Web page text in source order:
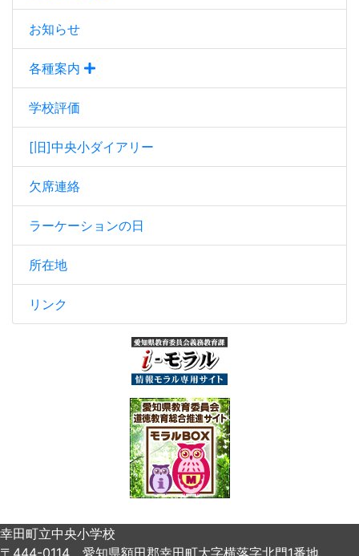
お知らせ
各種案内
学校評価
[旧]中央小ダイアリー
欠席連絡
ラーケーションの日
所在地
リンク
幸田町立中央小学校